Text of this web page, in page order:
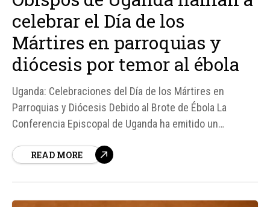
celebrar el Día de los
Mártires en parroquias y
diócesis por temor al ébola
Uganda: Celebraciones del Día de los Mártires en
Parroquias y Diócesis Debido al Brote de Ébola La
Conferencia Episcopal de Uganda ha emitido un
de los Mártires el próximo 3 de junio mediante Misas y
READ MORE